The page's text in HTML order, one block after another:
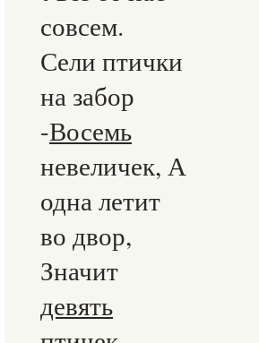
совсем.
Сели птички
на забор
-Восемь
невеличек, А
одна летит
во двор,
Значит
девять